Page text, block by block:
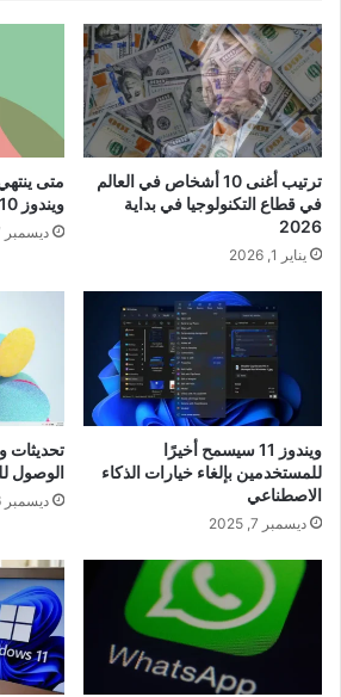
ترتيب أغنى 10 أشخاص في العالم
في قطاع التكنولوجيا في بداية
2026
يناير 1, 2026
متى
ويندوز 10؟
ديسمبر 7, 2025
ويندوز 11 سيسمح أخيرًا
للمستخدمين بإلغاء خيارات الذكاء
الاصطناعي
ديسمبر 7, 2025
الوصول
ديسمبر 6, 2025